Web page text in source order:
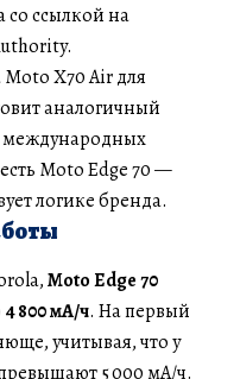
ссылкой на
X70 Air для
аналогичный
международных
Moto Edge 70 —
логике бренда.
Moto Edge 70
4 800 мА/ч. На первый
учитывая, что у
5 000 мА/ч.